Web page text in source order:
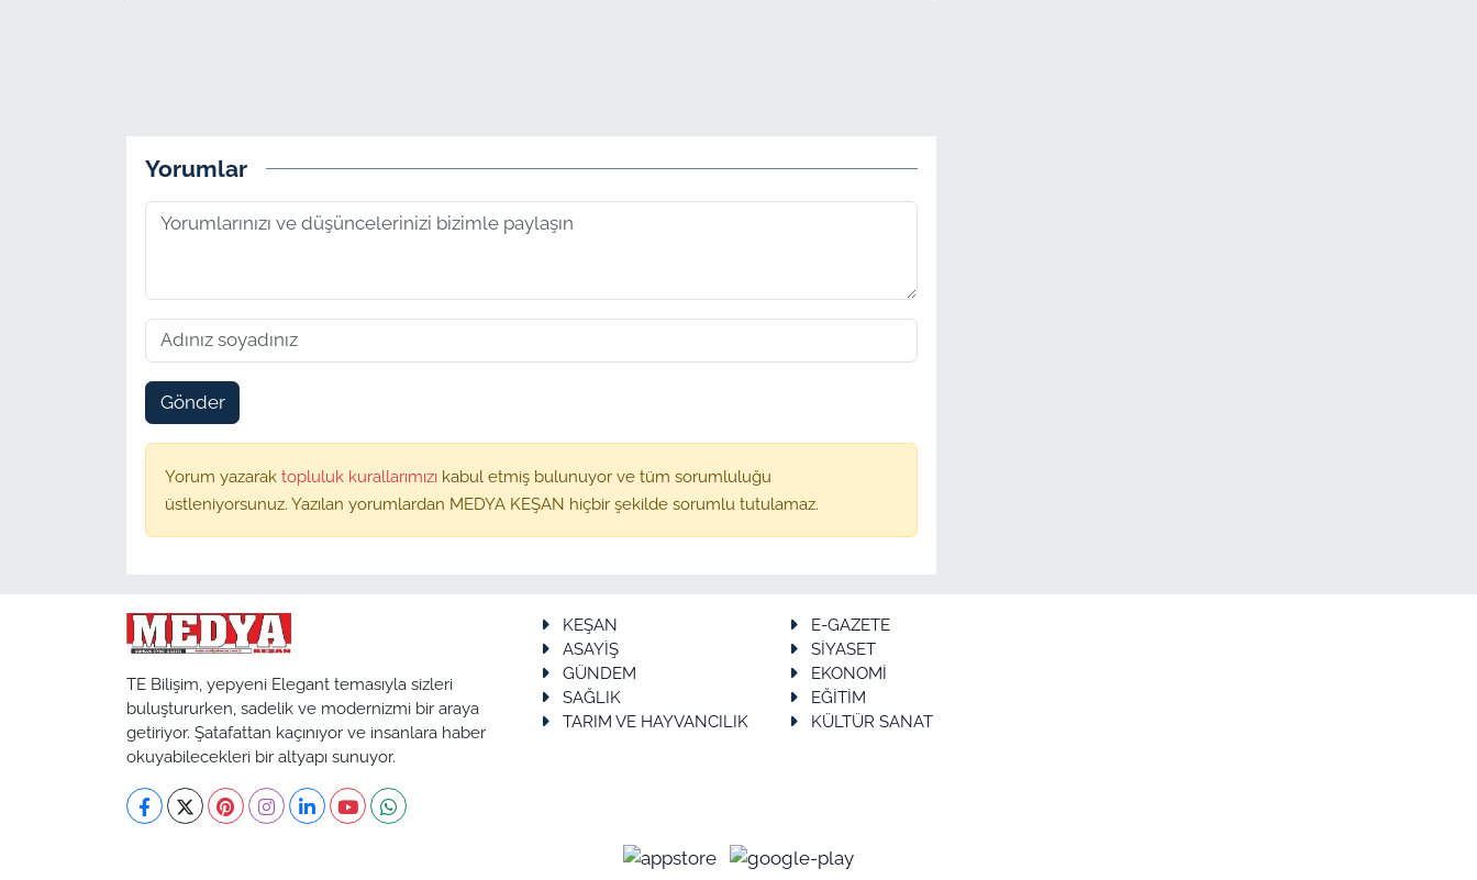
Yorumlar
Gönder
Yorum yazarak topluluk kurallarımızı kabul etmiş bulunuyor ve tüm sorumluluğu
üstleniyorsunuz. Yazılan yorumlardan MEDYA KEŞAN hiçbir şekilde sorumlu tutulamaz.
TE Bilişim, yepyeni Elegant temasıyla sizleri
buluştururken, sadelik ve modernizmi bir araya
getiriyor. Şatafattan kaçınıyor ve insanlara haber
okuyabilecekleri bir altyapı sunuyor.
KEŞAN
E-GAZETE
ASAYİŞ
SİYASET
GÜNDEM
EKONOMİ
SAĞLIK
EĞİTİM
TARIM VE HAYVANCILIK
KÜLTÜR SANAT